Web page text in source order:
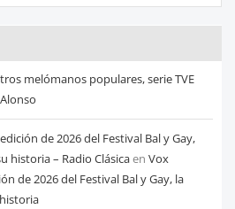
melómanos populares, serie TVE
de 2026 del Festival Bal y Gay,
historia – Radio Clásicaen Vox
de 2026 del Festival Bal y Gay, la